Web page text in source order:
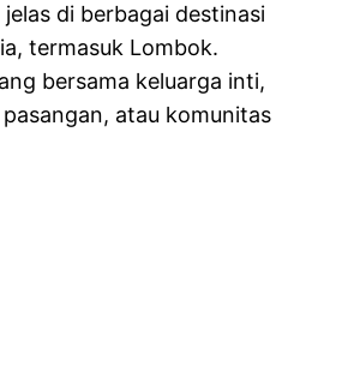
di berbagai destinasi
termasuk Lombok.
bersama keluarga inti,
atau komunitas